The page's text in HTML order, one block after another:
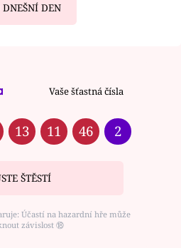
DNEŠNÍ DEN
Vaše šťastná čísla
13 11 46 2
ŠTĚSTÍ
Účastí na hazardní hře může
závislost ⑱